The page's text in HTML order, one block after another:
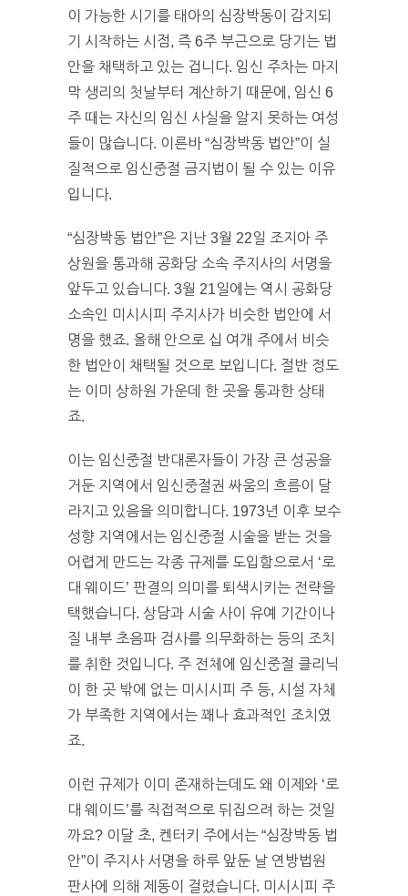
이 가능한 시기를 태아의 심장박동이 감지되
기 시작하는 시점, 즉 6주 부근으로 당기는 법
안을 채택하고 있는 겁니다. 임신 주차는 마지
막 생리의 첫날부터 계산하기 때문에, 임신 6
주 때는 자신의 임신 사실을 알지 못하는 여성
들이 많습니다. 이른바 “심장박동 법안”이 실
질적으로 임신중절 금지법이 될 수 있는 이유
입니다.
“심장박동 법안”은 지난 3월 22일 조지아 주
상원을 통과해 공화당 소속 주지사의 서명을
앞두고 있습니다. 3월 21일에는 역시 공화당
소속인 미시시피 주지사가 비슷한 법안에 서
명을 했죠. 올해 안으로 십 여개 주에서 비슷
한 법안이 채택될 것으로 보입니다. 절반 정도
는 이미 상하원 가운데 한 곳을 통과한 상태
죠.
이는 임신중절 반대론자들이 가장 큰 성공을
거둔 지역에서 임신중절권 싸움의 흐름이 달
라지고 있음을 의미합니다. 1973년 이후 보수
성향 지역에서는 임신중절 시술을 받는 것을
어렵게 만드는 각종 규제를 도입함으로서 ‘로
대 웨이드’ 판결의 의미를 퇴색시키는 전략을
택했습니다. 상담과 시술 사이 유예 기간이나
질 내부 초음파 검사를 의무화하는 등의 조치
를 취한 것입니다. 주 전체에 임신중절 클리닉
이 한 곳 밖에 없는 미시시피 주 등, 시설 자체
가 부족한 지역에서는 꽤나 효과적인 조치였
죠.
이런 규제가 이미 존재하는데도 왜 이제와 ‘로
대 웨이드’를 직접적으로 뒤집으려 하는 것일
까요? 이달 초, 켄터키 주에서는 “심장박동 법
안”이 주지사 서명을 하루 앞둔 날 연방법원
판사에 의해 제동이 걸렸습니다. 미시시피 주